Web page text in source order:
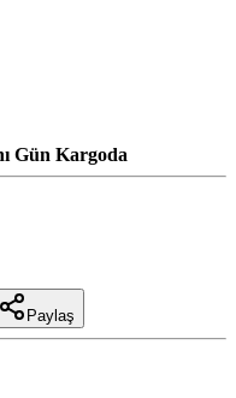
Gün Kargoda
Paylaş